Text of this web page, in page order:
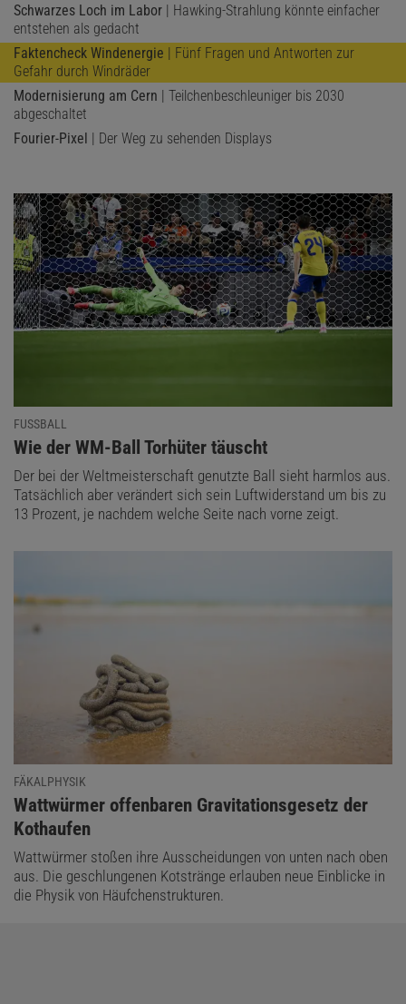
Schwarzes Loch im Labor | Hawking-Strahlung könnte einfacher
entstehen als gedacht
Faktencheck Windenergie | Fünf Fragen und Antworten zur
Gefahr durch Windräder
Modernisierung am Cern | Teilchenbeschleuniger bis 2030
abgeschaltet
Fourier-Pixel | Der Weg zu sehenden Displays
FUSSBALL
:
Wie der WM-Ball Torhüter täuscht
Der bei der Weltmeisterschaft genutzte Ball sieht harmlos aus.
Tatsächlich aber verändert sich sein Luftwiderstand um bis zu
13 Prozent, je nachdem welche Seite nach vorne zeigt.
FÄKALPHYSIK
:
Wattwürmer offenbaren Gravitationsgesetz der
Kothaufen
Wattwürmer stoßen ihre Ausscheidungen von unten nach oben
aus. Die geschlungenen Kotstränge erlauben neue Einblicke in
die Physik von Häufchenstrukturen.